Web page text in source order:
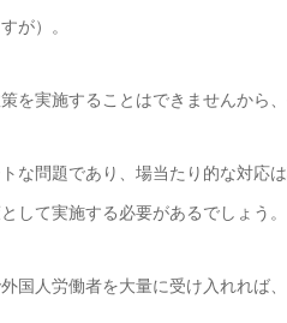
が）。
を実施することはできませんから
な問題であり、場当たり的な対応
して実施する必要があるでしょう。
国人労働者を大量に受け入れれば